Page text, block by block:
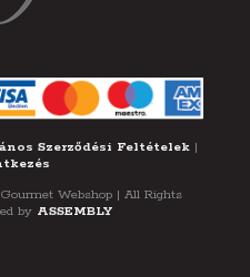
Szerződési Feltételek|
Webshop | All Rights
by ASSEMBLY